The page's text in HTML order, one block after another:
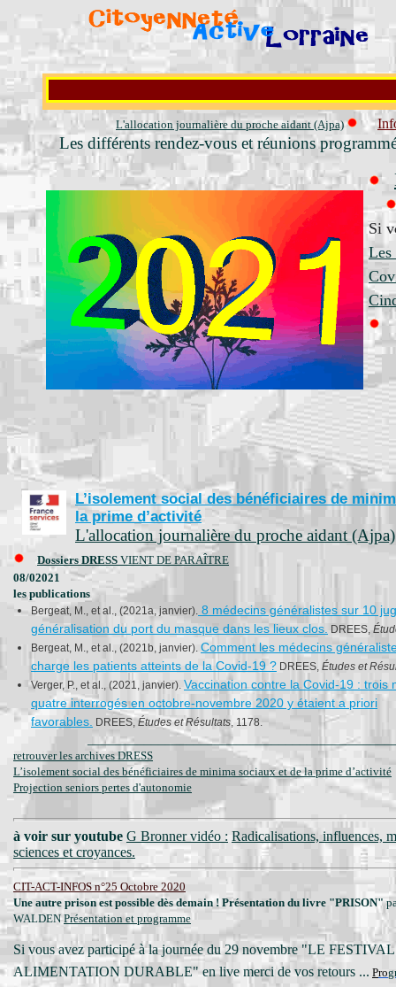
L'allocation journalière du proche aidant (Ajpa)
Les différents rendez-vous et réunions
Si
Les
L’isolement social des bénéficiaires de
la prime d’activité
L'allocation journalière du proche aidant (Ajpa)
Dossiers DRESS VIENT DE PARAÎTRE
08/02021
les publications
Bergeat, M., et al., (2021a, janvier). 8 médecins généralistes sur 10
généralisation du port du masque dans les lieux clos.
DREES,
Bergeat, M., et al., (2021b, janvier). Comment les médecins
charge les patients atteints de la Covid-19 ? DREES, Études et
Verger, P., et al., (2021, janvier). Vaccination contre la Covid-19 : trois
quatre interrogés en octobre-novembre 2020 y étaient a priori
favorables.
DREES, Études et Résultats , 1178.
retrouver les archives DRESS
L’isolement social des bénéficiaires de minima sociaux et de la prime d’activité
Projection seniors pertes d'autonomie
à voir sur youtube G Bronner vidéo : Radicalisations, influences,
sciences et croyances.
CIT-ACT-INFOS n°25 Octobre 2020
Une autre prison est possible dès demain ! Présentation du livre "PRISON"
WALDENPrésentation et programme
Si vous avez participé à la journée du 29 novembre "LE FESTIVAL
ALIMENTATION DURABLE" en live merci de vos retours ... Pro